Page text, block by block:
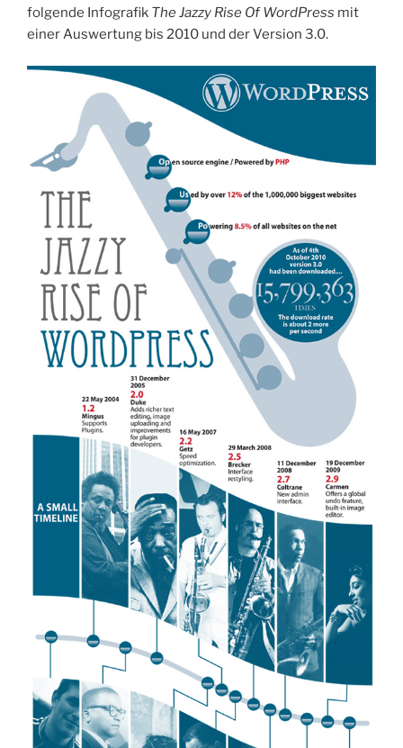
folgende Infografik The Jazzy Rise Of WordPress mit
einer Auswertung bis 2010 und der Version 3.0.